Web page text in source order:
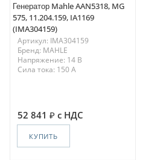
Генератор Mahle AAN5318, MG
575, 11.204.159, IA1169
(IMA304159)
Артикул: IMA304159
Бренд: MAHLE
Напряжение: 14 В
Сила тока: 150 A
52 841 с НДС
КУПИТЬ